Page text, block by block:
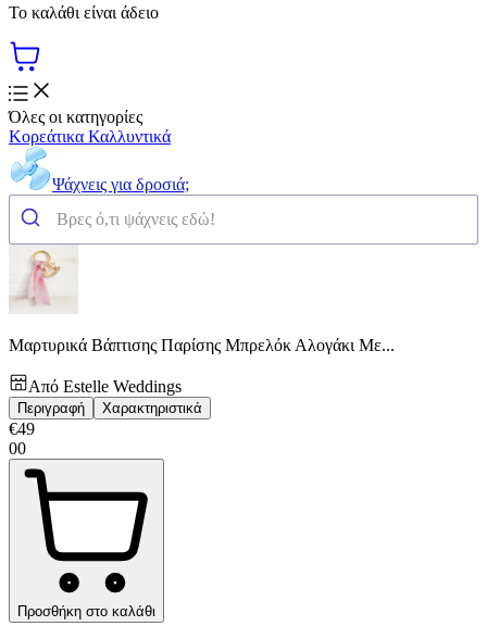
Το καλάθι είναι άδειο
Όλες οι κατηγορίες
Κορεάτικα Καλλυντικά
Ψάχνεις για δροσιά;
Μαρτυρικά Βάπτισης Παρίσης Μπρελόκ Αλογάκι Με...
Από Estelle Weddings
Περιγραφή Χαρακτηριστικά
€49
00
Προσθήκη στο καλάθι